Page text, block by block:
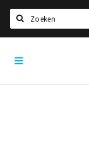
Home